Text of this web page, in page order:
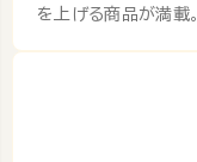
を上げる商品が満載。